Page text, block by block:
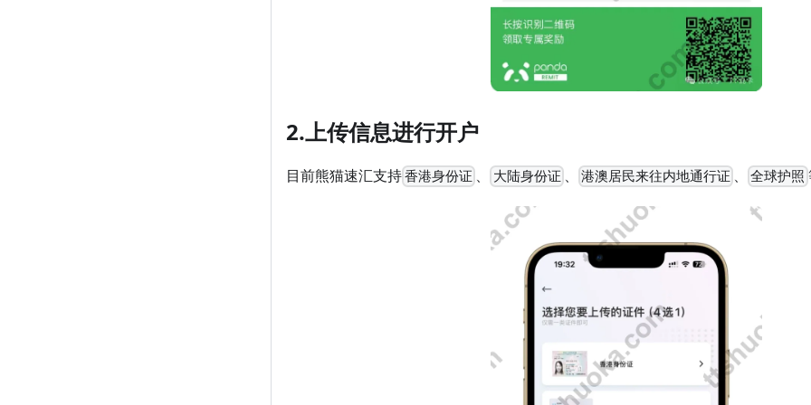
2.上传信息进行开户
目前熊猫速汇支持香港身份证 、 大陆身份证 、 港澳居民来往内地通行证 、全球护照